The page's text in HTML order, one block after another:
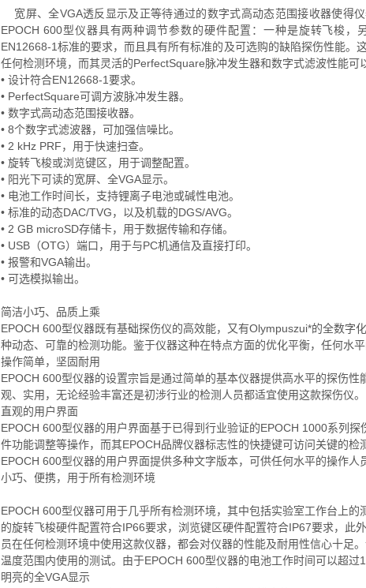
宽屏、全VGA透反显示及正等待通过的数字式高动态范围接收器使得
EPOCH 600型仪器具有两种调节参数的硬件配置：一种是旋转飞梭
EN12668-1标准的要求，而且具有所有标准的及可选购的缺陷探伤性能
任何检测环境，而其灵活的PerfectSquare脉冲发生器和数字式滤波性能可
• 设计符合EN12668-1要求。
• PerfectSquare可调方波脉冲发生器。
• 数字式高动态范围接收器。
• 8个数字式滤波器，可加强信噪比。
• 2 kHz PRF，用于快速扫查。
• 旋转飞梭或浏览键区，用于调整配置。
• 阳光下可读的宽屏、全VGA显示。
• 电池工作时间长，支持锂离子电池或碱性电池。
• 标准的动态DAC/TVG，以及机载的DGS/AVG。
• 2 GB microSD存储卡，用于数据传输和存储。
• USB（OTG）端口，用于与PC机通信及直接打印。
• 报警和VGA输出。
• 可选模拟输出。
简洁小巧、品质上乘
EPOCH 600型仪器既有基础探伤仪的高效能，又有Olympuszui*的全数字
种动态、可靠的检测功能。鉴于仪器这种在特点方面的优化平衡，任何水
操作简单，坚固耐用
EPOCH 600型仪器的设置宗旨是通过简单的基本仪器提供高水平的探伤
观、实用，无论经验丰富还是初涉行业的检测人员都适宜使用这款探伤仪。
直观的用户界面
EPOCH 600型仪器的用户界面基于已得到行业验证的EPOCH 1000系列
件功能调整等操作，而其EPOCH品牌仪器标志性的快捷键可访问关键的检
EPOCH 600型仪器的用户界面提供多种文字版本，可供任何水平的操作人
小巧、便携，用于所有检测环境
EPOCH 600型仪器可用于几乎所有检测环境，其中包括实验室工作台上
的旋转飞梭硬件配置符合IP66要求，浏览键区硬件配置符合IP67要求，此
员在任何检测环境中使用这款仪器，都会对仪器的性能及耐用性信心十足
温度范围内使用的测试。由于EPOCH 600型仪器的电池工作时间可以超
明亮的全VGA显示